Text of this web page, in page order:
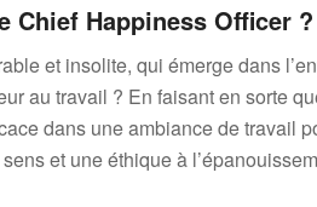
Chief Happiness Officer ?
et insolite, qui émerge dans
au travail ? En faisant en sorte
dans une ambiance de travail
et une éthique à